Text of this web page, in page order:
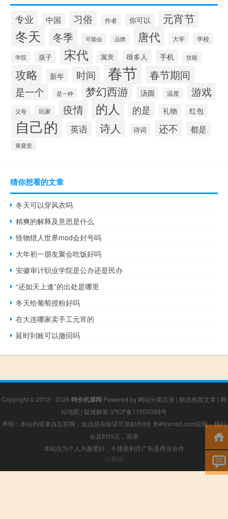
专业 中国 习俗 作者 你可以 元宵节
冬天 冬季 可能会 品牌 唐代 大学 学校
学院 孩子 宋代 寓意 很多人 手机 技能
攻略 新年 时间 春节 春节期间
是一个 是一种 梦幻西游 汤圆 温度 游戏
父母 玩家 疫情 的人 的是 礼物 红包
自己的 英语 诗人 诗词 还不 都是
黄庭坚
猜你想看的文章
冬天可以穿风衣吗
精爽的解释及意思是什么
怪物猎人世界mod会封号吗
大年初一朋友聚会吃饭好吗
安徽审计职业学院是公办还是民办
“还如天上逢”的出处是哪里
冬天给葡萄授粉好吗
在大连哪家卖手工元宵的
延时到账可以撤回吗
Copyright © 2012 - 2026 特价机票网 Powered by 网站分类目录 | 精选推荐文章 | 网
站地图 | 疑难解答 沪ICP备11000388号
声明：本站内容来自互联网，如信息有错误可发邮件到f_fb#foxmail.com说明，我们
会及时纠正，谢谢
本站仅为个人兴趣爱好，不接盈利性广告及商业合作
小男孩